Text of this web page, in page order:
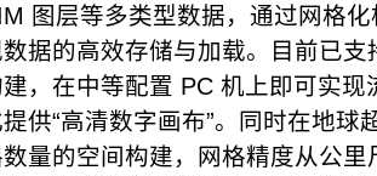
图层等多类型数据，通过网格
据的高效存储与加载。目前已
，在中等配置 PC 机上即可实现
供“高清数字画布”。同时在地球
数量的空间构建，网格精度从公